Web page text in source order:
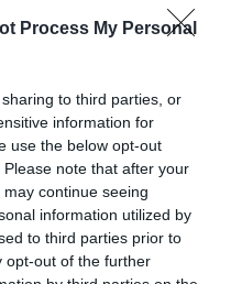
Process My Personal
to third parties, or
information for
use the below opt-out
note that after your
continue seeing
information utilized by
to third parties prior to
opt-out of the further
viol.
ani,
într-o casă
violată de